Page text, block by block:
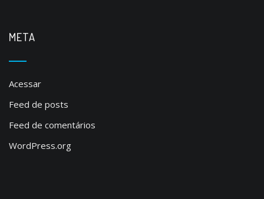
META
Acessar
Feed de posts
Feed de comentários
WordPress.org